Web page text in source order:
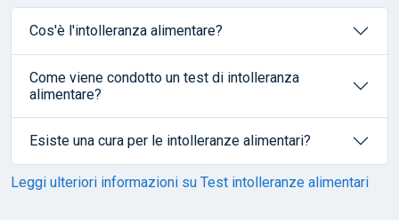
Cos'è l'intolleranza alimentare?
Come viene condotto un test di intolleranza
alimentare?
Esiste una cura per le intolleranze alimentari?
Leggi ulteriori informazioni su Test intolleranze alimentari